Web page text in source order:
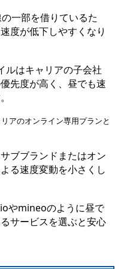
一部を借りているた
度が低下しやすくなり
ルはキャリアの子会社
先度が高く、昼でも速
アのオンライン専用プランと
ブブランドまたはオン
る速度変動を小さくし
やmineoのように昼で
サービスを選ぶと安心